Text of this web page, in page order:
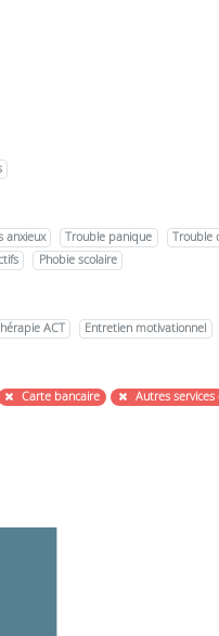
anxieux Trouble panique
Trouble
Phobie scolaire
ACT Entretien motivationnel
Carte bancaire Autres